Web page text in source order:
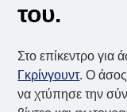
του.
Στο επίκεντρο για
Γκρίνγουντ. Ο άσος
να χτύπησε την